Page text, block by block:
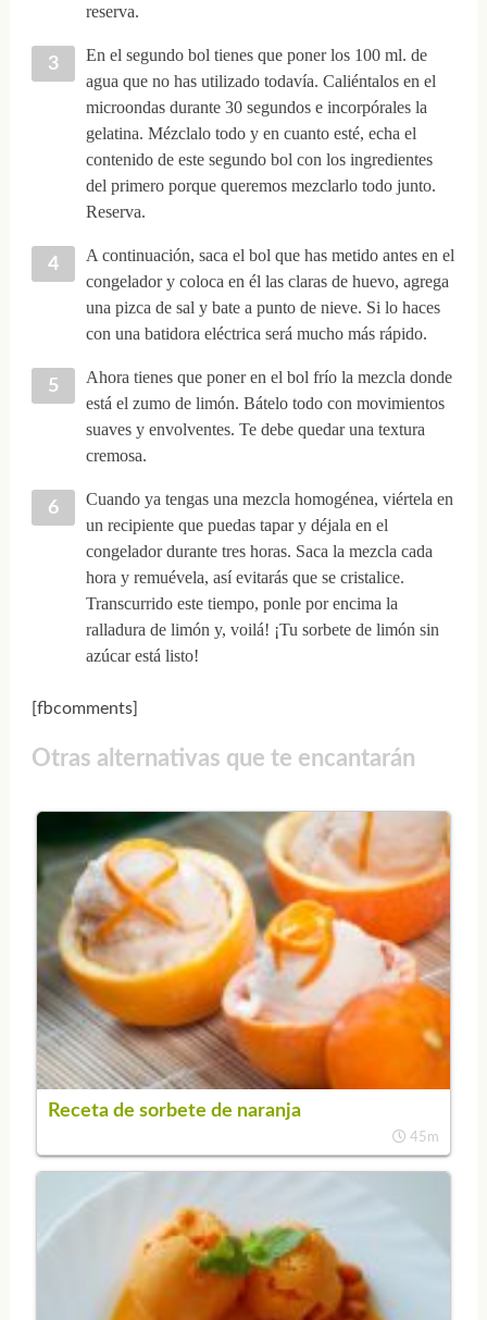
reserva.
En el segundo bol tienes que poner los 100 ml. de
agua que no has utilizado todavía. Caliéntalos en el
microondas durante 30 segundos e incorpórales la
gelatina. Mézclalo todo y en cuanto esté, echa el
contenido de este segundo bol con los ingredientes
del primero porque queremos mezclarlo todo junto.
Reserva.
A continuación, saca el bol que has metido antes en el
congelador y coloca en él las claras de huevo, agrega
una pizca de sal y bate a punto de nieve. Si lo haces
con una batidora eléctrica será mucho más rápido.
Ahora tienes que poner en el bol frío la mezcla donde
está el zumo de limón. Bátelo todo con movimientos
suaves y envolventes. Te debe quedar una textura
cremosa.
Cuando ya tengas una mezcla homogénea, viértela en
un recipiente que puedas tapar y déjala en el
congelador durante tres horas. Saca la mezcla cada
hora y remuévela, así evitarás que se cristalice.
Transcurrido este tiempo, ponle por encima la
ralladura de limón y, voilá! ¡Tu sorbete de limón sin
azúcar está listo!
[fbcomments]
Otras alternativas que te encantarán
Receta de sorbete de naranja
45m